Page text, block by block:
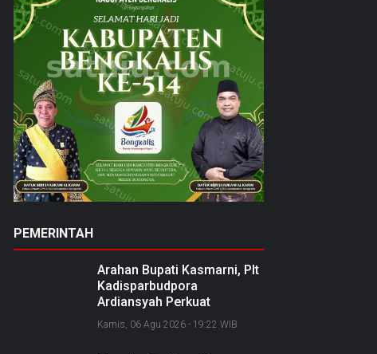
PEMERINTAH
Arahan Bupati Kasmarni, Plt
Kadisparbudpora
Ardiansyah Perkuat
Kolaborasi Nasional
Sukseskan Ekraforia 2026
Kamis, 06 Agu 2026 - 19:22 WIB